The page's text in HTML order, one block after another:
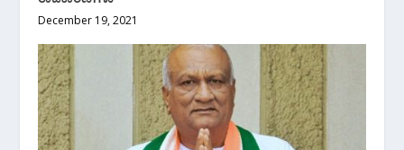
December 19, 2021